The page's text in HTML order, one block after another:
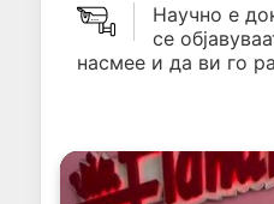
Научно е
се
насмее и да ви го